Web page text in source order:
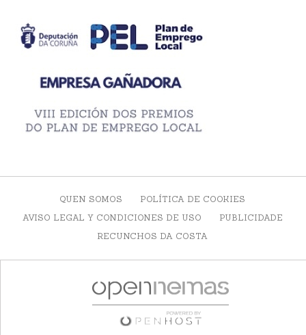
QUEN SOMOS
POLÍTICA DE COOKIES
AVISO LEGAL Y CONDICIONES DE USO
PUBLICIDADE
RECUNCHOS DA COSTA